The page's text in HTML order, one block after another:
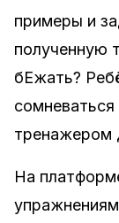
примеры и
полученную
бЕжать?
тренажером
На